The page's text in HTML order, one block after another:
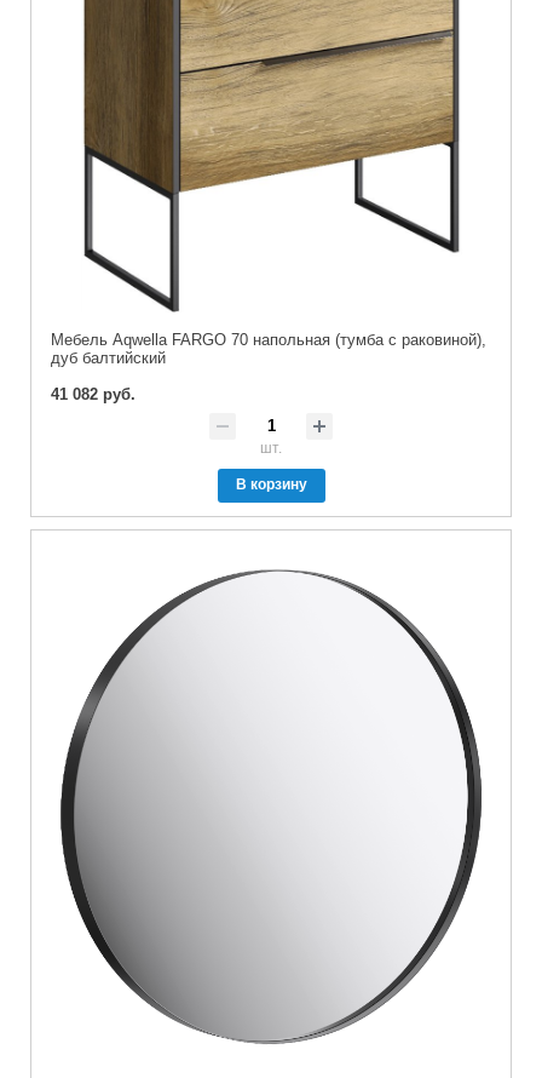
Мебель Aqwella FARGO 70 напольная (тумба с раковиной),
дуб балтийский
41 082 руб.
шт.
В корзину